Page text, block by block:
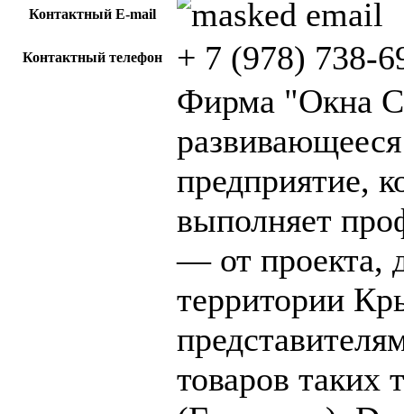
Контактный E-mail
Контактный телефон
+ 7 (978) 738-
Фирма "Окна
предприятие,
выполняет
— от проекта,
территории
товаров таких